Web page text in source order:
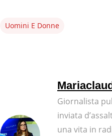
Uomini E Donne
Giornalista
inviata
una vita in